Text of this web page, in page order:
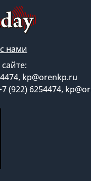
нами
kp@orenkp.ru
(922) 6254474,